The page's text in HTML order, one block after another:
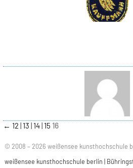
← 12 13 14 15 16
© 2008 – 2026 weißensee kunsthochschule
weißensee kunsthochschule berlin |